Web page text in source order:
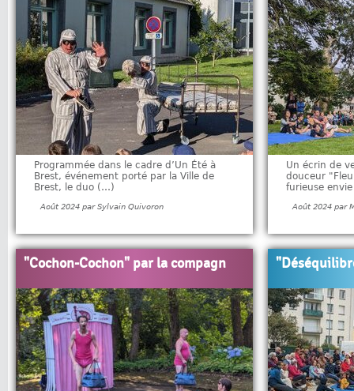
Programmée dans le cadre d’Un Été à
Brest, événement porté par la Ville de
Brest, le duo (…)
Août 2024 par Sylvain Quivoron
Un écrin de
douceur
furieuse
Août 2024 par
"Cochon-Cochon" par la compagn